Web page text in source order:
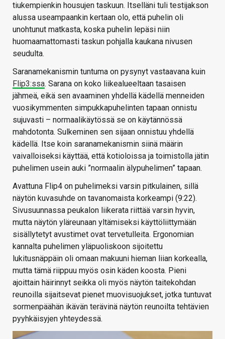
tiukempienkin housujen taskuun. Itselläni tuli testijakson
alussa useampaankin kertaan olo, että puhelin oli
unohtunut matkasta, koska puhelin lepäsi niin
huomaamattomasti taskun pohjalla kaukana nivusen
seudulta.
Saranamekanismin tuntuma on pysynyt vastaavana kuin
Flip3:ssa. Sarana on koko liikealueeltaan tasaisen
jähmeä, eikä sen avaaminen yhdellä kädellä menneiden
vuosikymmenten simpukkapuhelinten tapaan onnistu
sujuvasti – normaalikäytössä se on käytännössä
mahdotonta. Sulkeminen sen sijaan onnistuu yhdellä
kädellä. Itse koin saranamekanismin siinä määrin
vaivalloiseksi käyttää, että kotioloissa ja toimistolla jätin
puhelimen usein auki ”normaalin älypuhelimen” tapaan.
Avattuna Flip4 on puhelimeksi varsin pitkulainen, sillä
näytön kuvasuhde on tavanomaista korkeampi (9:22).
Sivusuunnassa peukalon liikerata riittää varsin hyvin,
mutta näytön yläreunaan yltämiseksi käyttöliittymään
sisällytetyt avustimet ovat tervetulleita. Ergonomian
kannalta puhelimen yläpuoliskoon sijoitettu
lukitusnäppäin oli omaan makuuni hieman liian korkealla,
mutta tämä riippuu myös osin käden koosta. Pieni
ajoittain häirinnyt seikka oli myös näytön taitekohdan
reunoilla sijaitsevat pienet muovisuojukset, jotka tuntuvat
sormenpäähän ikävän terävinä näytön reunoilta tehtävien
pyyhkäisyjen yhteydessä.